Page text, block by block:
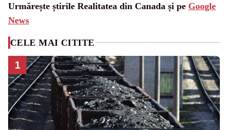
Urmărește știrile Realitatea din Canada și pe Google
News
CELE MAI CITITE
1